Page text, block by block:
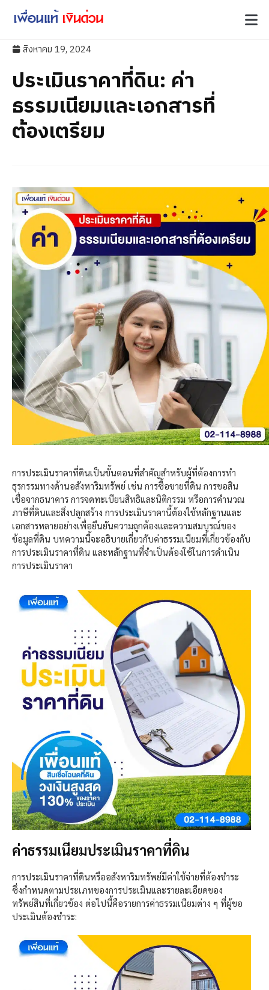
สิงหาคม 19, 2024
ประเมินราคาที่ดิน: ค่า
ธรรมเนียมและเอกสารที่
ต้องเตรียม
การประเมินราคาที่ดินเป็นขั้นตอนที่สำคัญสำหรับผู้ที่ต้องการทำ
ธุรกรรมทางด้านอสังหาริมทรัพย์ เช่น การซื้อขายที่ดิน การขอสิน
เชื่อจากธนาคาร การจดทะเบียนสิทธิและนิติกรรม หรือการคำนวณ
ภาษีที่ดินและสิ่งปลูกสร้าง การประเมินราคานี้ต้องใช้หลักฐานและ
เอกสารหลายอย่างเพื่อยืนยันความถูกต้องและความสมบูรณ์ของ
ข้อมูลที่ดิน บทความนี้จะอธิบายเกี่ยวกับค่าธรรมเนียมที่เกี่ยวข้องกับ
การประเมินราคาที่ดิน และหลักฐานที่จำเป็นต้องใช้ในการดำเนิน
การประเมินราคา
ค่าธรรมเนียมประเมินราคาที่ดิน
การประเมินราคาที่ดินหรืออสังหาริมทรัพย์มีค่าใช้จ่ายที่ต้องชำระ
ซึ่งกำหนดตามประเภทของการประเมินและรายละเอียดของ
ทรัพย์สินที่เกี่ยวข้อง ต่อไปนี้คือรายการค่าธรรมเนียมต่าง ๆ ที่ผู้ขอ
ประเมินต้องชำระ: